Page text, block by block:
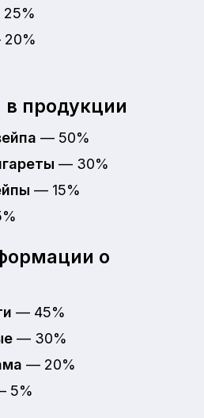
продукции
— 50%
— 30%
— 15%
о
— 45%
— 30%
— 20%
5%